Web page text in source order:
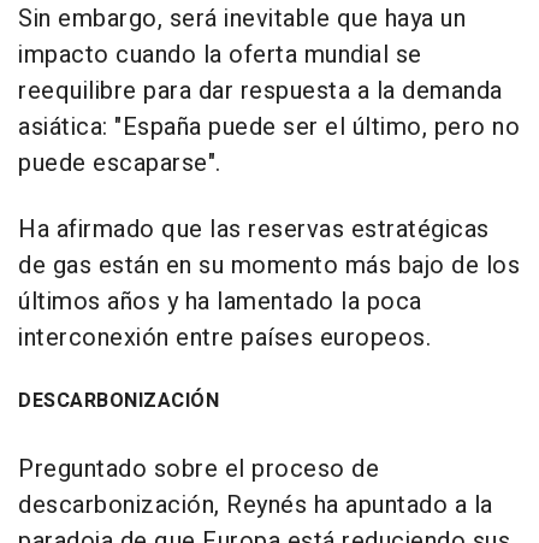
Sin embargo, será inevitable que haya un
impacto cuando la oferta mundial se
reequilibre para dar respuesta a la demanda
asiática: "España puede ser el último, pero no
puede escaparse".
Ha afirmado que las reservas estratégicas
de gas están en su momento más bajo de los
últimos años y ha lamentado la poca
interconexión entre países europeos.
DESCARBONIZACIÓN
Preguntado sobre el proceso de
descarbonización, Reynés ha apuntado a la